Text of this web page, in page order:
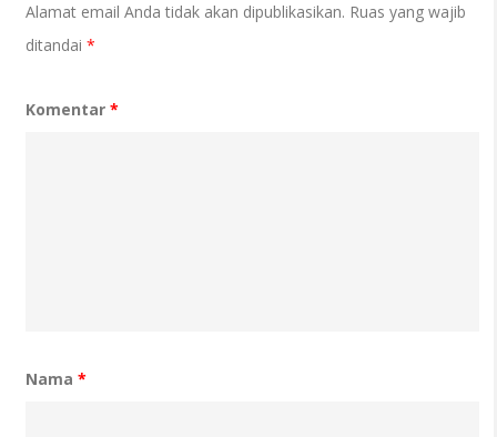
Alamat email Anda tidak akan dipublikasikan. Ruas yang wajib
ditandai*
Komentar*
Nama*